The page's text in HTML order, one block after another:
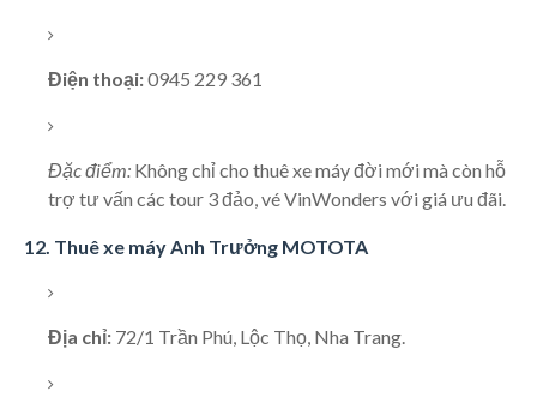
Điện thoại:0945 229 361
Đặc điểm: Không chỉ cho thuê xe máy đời mới mà còn hỗ
trợ tư vấn các tour 3 đảo, vé VinWonders với giá ưu đãi.
12. Thuê xe máy Anh Trưởng MOTOTA
Địa chỉ: 72/1 Trần Phú, Lộc Thọ, Nha Trang.